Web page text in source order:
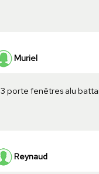
Muriel
3 porte fenêtres alu
Reynaud